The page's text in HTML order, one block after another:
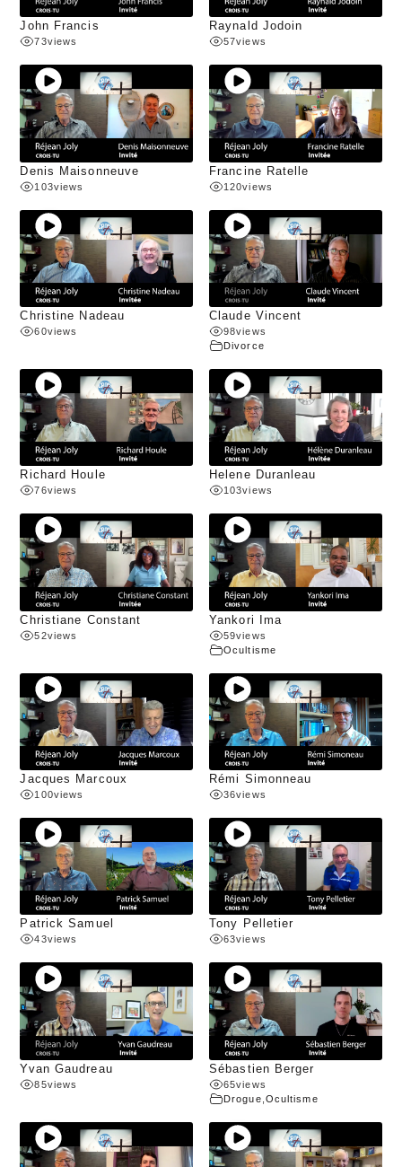
John Francis
73views
Raynald Jodoin
57views
Denis Maisonneuve
103views
Francine Ratelle
120views
Christine Nadeau
60views
Claude Vincent
98views
Divorce
Richard Houle
76views
Helene Duranleau
103views
Christiane Constant
52views
Yankori Ima
59views
Ocultisme
Jacques Marcoux
100views
Rémi Simonneau
36views
Patrick Samuel
43views
Tony Pelletier
63views
Yvan Gaudreau
85views
Sébastien Berger
65views
Drogue Ocultisme